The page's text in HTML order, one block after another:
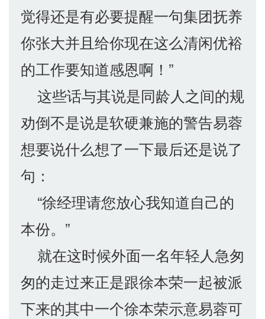
觉得还是有必要提醒一句集团抚养
你张大并且给你现在这么清闲优裕
的工作要知道感恩啊！”
这些话与其说是同龄人之间的规
劝倒不是说是软硬兼施的警告易蓉
想要说什么想了一下最后还是说了
句：
“徐经理请您放心我知道自己的
本份。”
就在这时候外面一名年轻人急匆
匆的走过来正是跟徐本荣一起被派
下来的其中一个徐本荣示意易蓉可